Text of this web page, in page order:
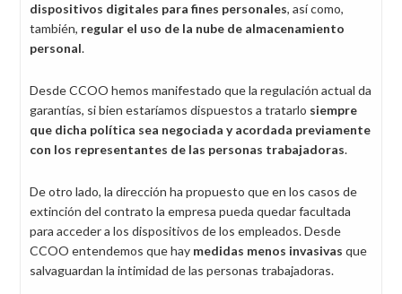
dispositivos digitales para fines personales, así como,
también, regular el uso de la nube de almacenamiento
personal.
Desde CCOO hemos manifestado que la regulación actual da
garantías, si bien estaríamos dispuestos a tratarlo siempre
que dicha política sea negociada y acordada previamente
con los representantes de las personas trabajadoras.
De otro lado, la dirección ha propuesto que en los casos de
extinción del contrato la empresa pueda quedar facultada
para acceder a los dispositivos de los empleados. Desde
CCOO entendemos que hay medidas menos invasivas que
salvaguardan la intimidad de las personas trabajadoras.